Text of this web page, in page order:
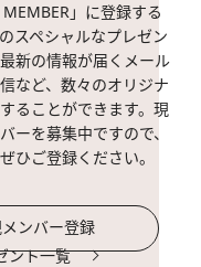
MEMBER」に登録する
スペシャルなプレゼン
新の情報が届くメール
など、数々のオリジナ
ることができます。現
ーを募集中ですので、
ひご登録ください。
ンバー登録
ント一覧